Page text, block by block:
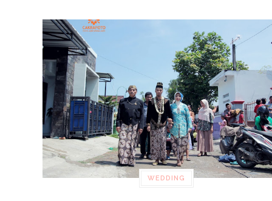
WEDDING